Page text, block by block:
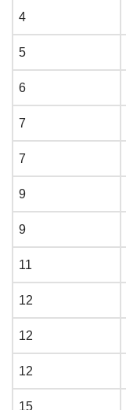
4
5
6
7
7
9
9
11
12
12
12
15